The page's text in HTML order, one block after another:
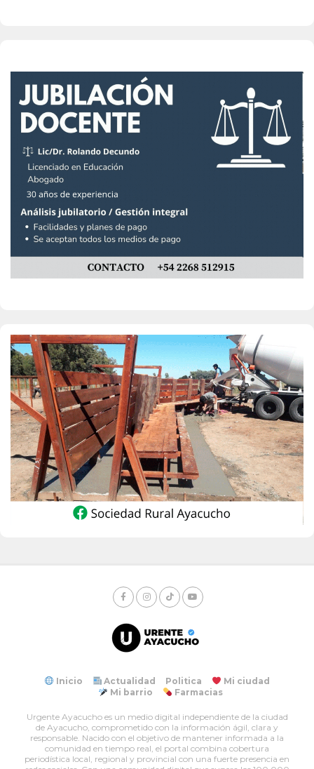
Inicio Actualidad Politica
Mi ciudad
Mi barrio
Farmacias
Urgente Ayacucho es un medio digital independiente de la ciudad
de Ayacucho, comprometido con la información ágil, clara y
responsable. Nacido con el objetivo de mantener informada a la
comunidad en tiempo real, el portal combina cobertura
periodística local, regional y provincial con una fuerte presencia en